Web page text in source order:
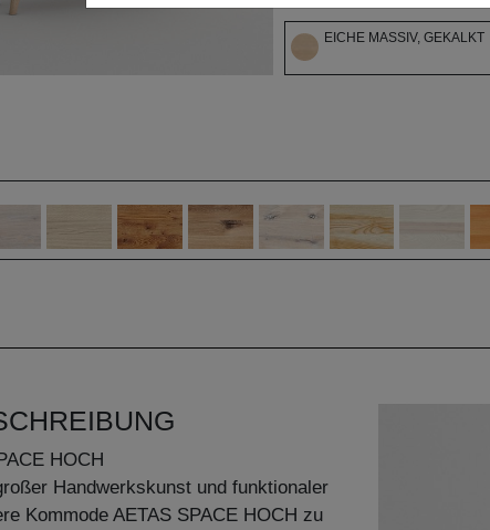
EICHE MASSIV, GEKALKT
HOCH
Handwerkskunst und funktionaler
Kommode AETAS SPACE HOCH zu